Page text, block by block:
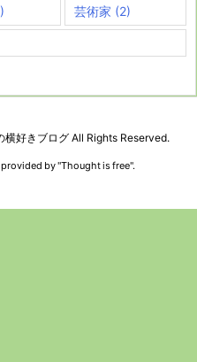
芸術家 (2)
横好きブログ All Rights Reserved.
by "Thought is free".